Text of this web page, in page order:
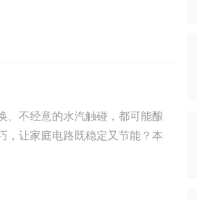
、不经意的水汽触碰，都可能酿
，让家庭电路既稳定又节能？本